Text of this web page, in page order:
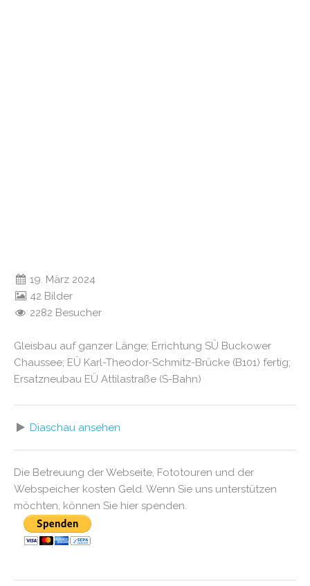
19. März 2024
42 Bilder
2282 Besucher
Gleisbau auf ganzer Länge; Errichtung SÜ Buckower
Chaussee; EÜ Karl-Theodor-Schmitz-Brücke (B101) fertig;
Ersatzneubau EÜ Attilastraße (S-Bahn)
Diaschau ansehen
Die Betreuung der Webseite, Fototouren und der
Webspeicher kosten Geld. Wenn Sie uns unterstützen
möchten, können Sie hier spenden.